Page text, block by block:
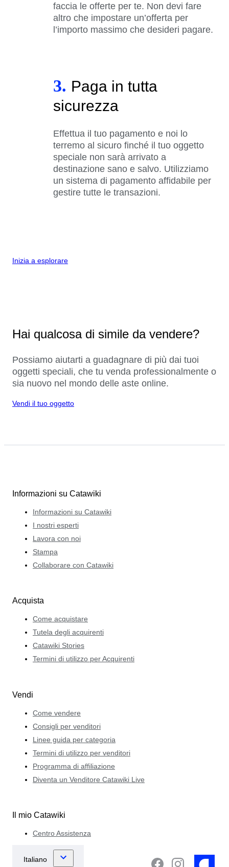
faccia le offerte per te. Non devi fare
altro che impostare un’offerta per
l’importo massimo che desideri pagare.
3. Paga in tutta
sicurezza
Effettua il tuo pagamento e noi lo
terremo al sicuro finché il tuo oggetto
speciale non sarà arrivato a
destinazione sano e salvo. Utilizziamo
un sistema di pagamento affidabile per
gestire tutte le transazioni.
Inizia a esplorare
Hai qualcosa di simile da vendere?
Possiamo aiutarti a guadagnare di più dai tuoi
oggetti speciali, che tu venda professionalmente o
sia nuovo nel mondo delle aste online.
Vendi il tuo oggetto
Informazioni su Catawiki
Informazioni su Catawiki
I nostri esperti
Lavora con noi
Stampa
Collaborare con Catawiki
Acquista
Come acquistare
Tutela degli acquirenti
Catawiki Stories
Termini di utilizzo per Acquirenti
Vendi
Come vendere
Consigli per venditori
Linee guida per categoria
Termini di utilizzo per venditori
Programma di affiliazione
Diventa un Venditore Catawiki Live
Il mio Catawiki
Centro Assistenza